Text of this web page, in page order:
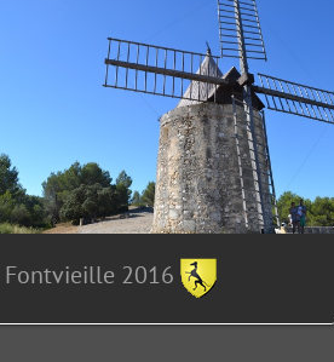
Fontvieille 2016